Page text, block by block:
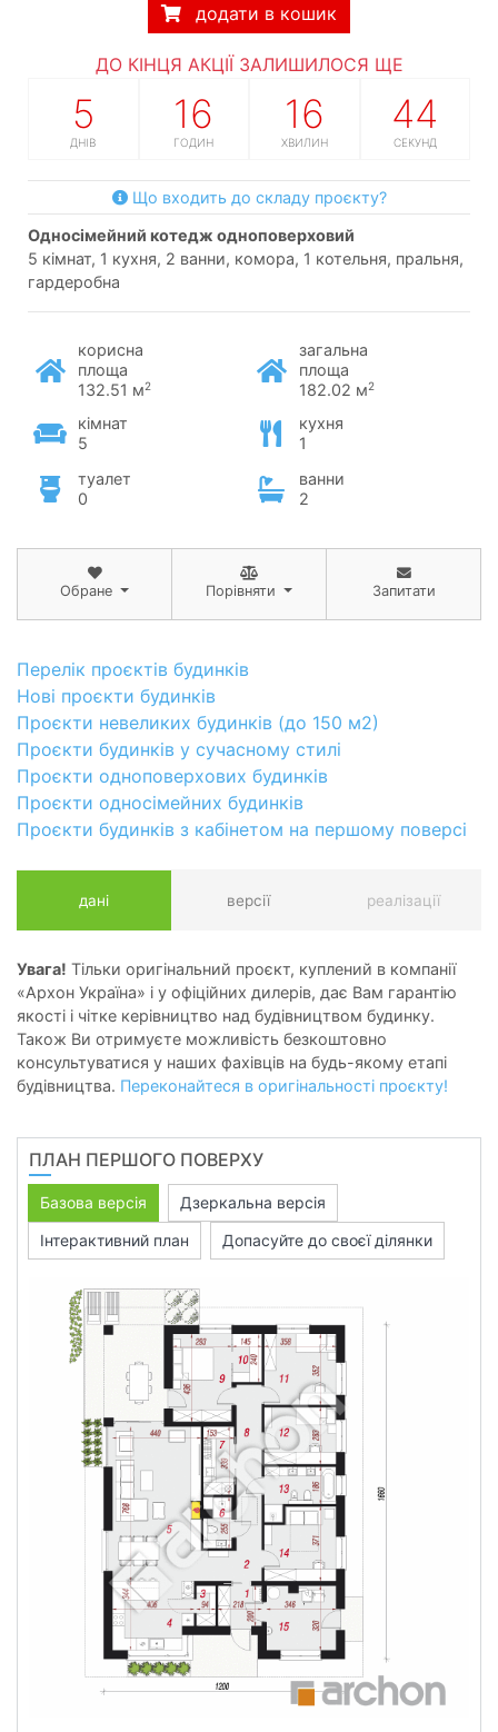
додати в кошик
ДО КІНЦЯ АКЦІЇ ЗАЛИШИЛОСЯ ЩЕ
5
ДНІВ
16
ГОДИН
16
ХВИЛИН
43
СЕКУНД
Що входить до складу проєкту?
односімейний котедж одноповерховий
5 кімнат, 1 кухня, 2 ванни, комора, 1 котельня, пральня,
гардеробна
корисна
площа
132.51 м2
загальна
площа
182.02 м2
кімнат
5
кухня
1
туалет
0
ванни
2
Обране Порівняти Запитати
Перелік проєктів будинків
Нові проєкти будинків
Проєкти невеликих будинків (до 150 м2)
Проєкти будинків у сучасному стилі
Проєкти одноповерхових будинків
Проєкти односімейних будинків
Проєкти будинків з кабінетом на першому поверсі
дані версії реалізації
Увага! Тільки оригінальний проєкт, куплений в компанії
«Архон Україна» і у офіційних дилерів, дає Вам гарантію
якості і чітке керівництво над будівництвом будинку.
Також Ви отримуєте можливість безкоштовно
консультуватися у наших фахівців на будь-якому етапі
будівництва. Переконайтеся в оригінальності проєкту!
ПЛАН ПЕРШОГО ПОВЕРХУ
Базова версія
Дзеркальна версія
Інтерактивний план
Допасуйте до своєї ділянки